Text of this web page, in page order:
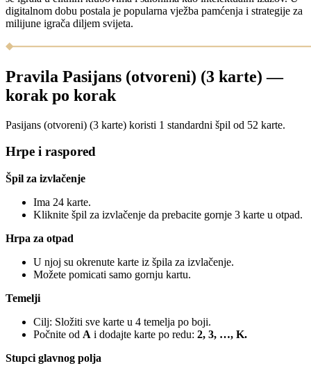
digitalnom dobu postala je popularna vježba pamćenja i strategije za
milijune igrača diljem svijeta.
Pravila Pasijans (otvoreni) (3 karte) —
korak po korak
Pasijans (otvoreni) (3 karte) koristi 1 standardni špil od 52 karte.
Hrpe i raspored
Špil za izvlačenje
Ima 24 karte.
Kliknite špil za izvlačenje da prebacite gornje 3 karte u otpad.
Hrpa za otpad
U njoj su okrenute karte iz špila za izvlačenje.
Možete pomicati samo gornju kartu.
Temelji
Cilj: Složiti sve karte u 4 temelja po boji.
Počnite od A i dodajte karte po redu: 2, 3, …, K.
Stupci glavnog polja